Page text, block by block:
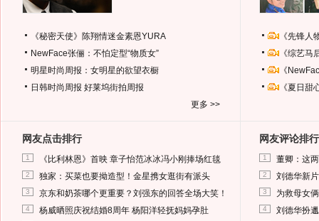
《秘密天使》陈翔情迷金素恩YURA
NewFace张俪：不怕定型“物质女”
明星时尚周报：女明星的欲望衣橱
日韩时尚周报 好莱坞街拍周报
更多 >>
《先锋
《综艺
《
《夏日
网友点击排行
1 《比利林恩》首映 章子怡范冰冰冯小刚捧场红毯
2 独家：买菜也要拗造型！金星携女逛街有派头
3 京东和奶茶哪个更重要？刘强东的回答全场大笑！
4 杨威晒照庆祝结婚8周年 杨阳洋轻抚妈妈孕肚
网友评论排行
1 董卿：这
2 刘德华新
3 为救母女
4 刘德华扮